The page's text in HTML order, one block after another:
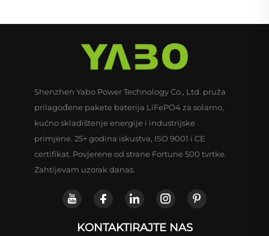
Shenzhen Yabo Power Technology Co., Ltd. pruža
prilagođene pakete baterija LiFePO4 za solarno,
kućno skladištenje energije i industrijske
primjene. 25+ godina iskustva, ISO 9001 i CE
certifikat. Povjerene od strane Fortune 500 tvrtke.
Zahtijevam uzorak danas.
KONTAKTIRAJTE NAS